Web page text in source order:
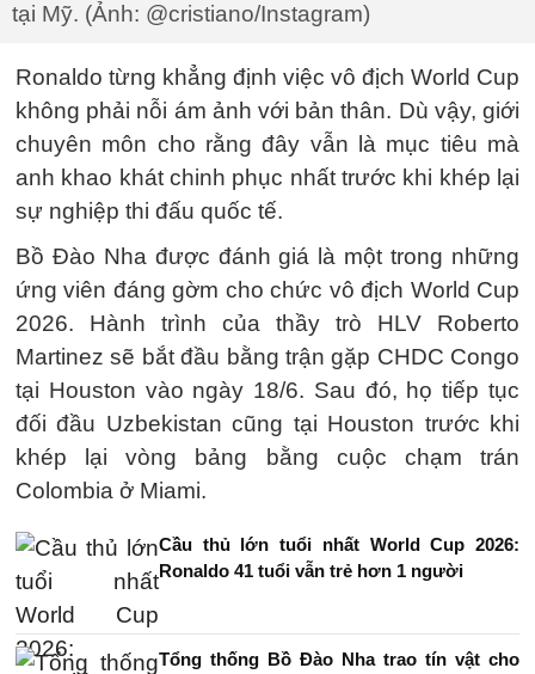
tại Mỹ. (Ảnh: @cristiano/Instagram)
Ronaldo từng khẳng định việc vô địch World Cup
không phải nỗi ám ảnh với bản thân. Dù vậy, giới
chuyên môn cho rằng đây vẫn là mục tiêu mà
anh khao khát chinh phục nhất trước khi khép lại
sự nghiệp thi đấu quốc tế.
Bồ Đào Nha được đánh giá là một trong những
ứng viên đáng gờm cho chức vô địch World Cup
2026. Hành trình của thầy trò HLV Roberto
Martinez sẽ bắt đầu bằng trận gặp CHDC Congo
tại Houston vào ngày 18/6. Sau đó, họ tiếp tục
đối đầu Uzbekistan cũng tại Houston trước khi
khép lại vòng bảng bằng cuộc chạm trán
Colombia ở Miami.
Cầu thủ lớn tuổi nhất World Cup 2026:
Ronaldo 41 tuổi vẫn trẻ hơn 1 người
Tổng thống Bồ Đào Nha trao tín vật cho